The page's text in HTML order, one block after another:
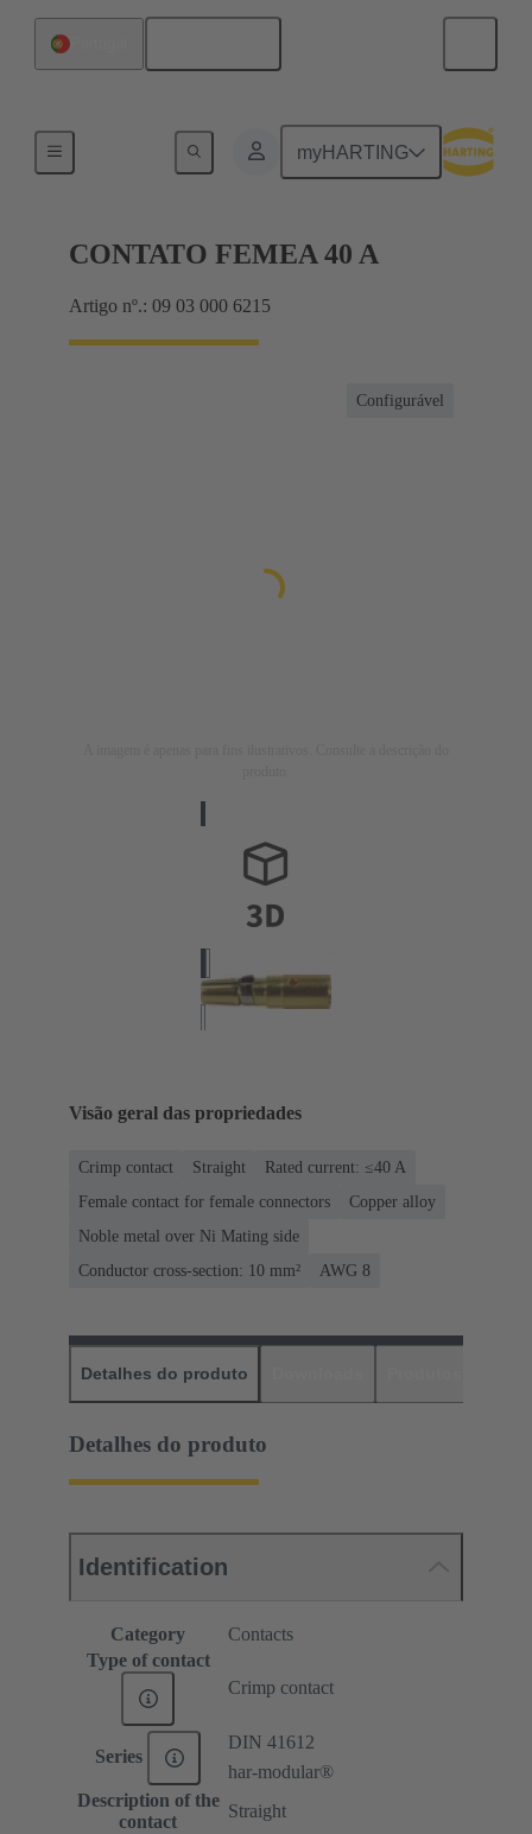
myHARTING
CONTATO FEMEA 40 A
Artigo nº.: 09 03 000 6215
Configurável
Visão geral das propriedades
Crimp contact Straight
Rated current: ≤40 A
Female contact for female connectors
Copper alloy
Noble metal over Ni Mating side
Conductor cross-section: 10 mm²
AWG 8
Detalhes do produto
Detalhes do produto
Identification
Category
Contacts
Type of contact
Crimp contact
Series
DIN 41612
har-modular®
Description of the
contact
Straight